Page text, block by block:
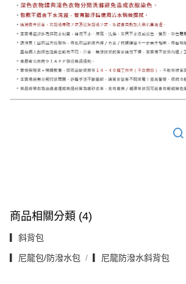
商品相關分類 (4)
▎斜背包
▎尼龍包/防潑水包 ▎尼龍防潑水斜背包